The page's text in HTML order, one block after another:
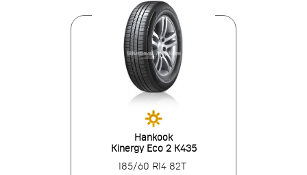
Hankook
Kinergy Eco 2 K435
185/60 R14 82T